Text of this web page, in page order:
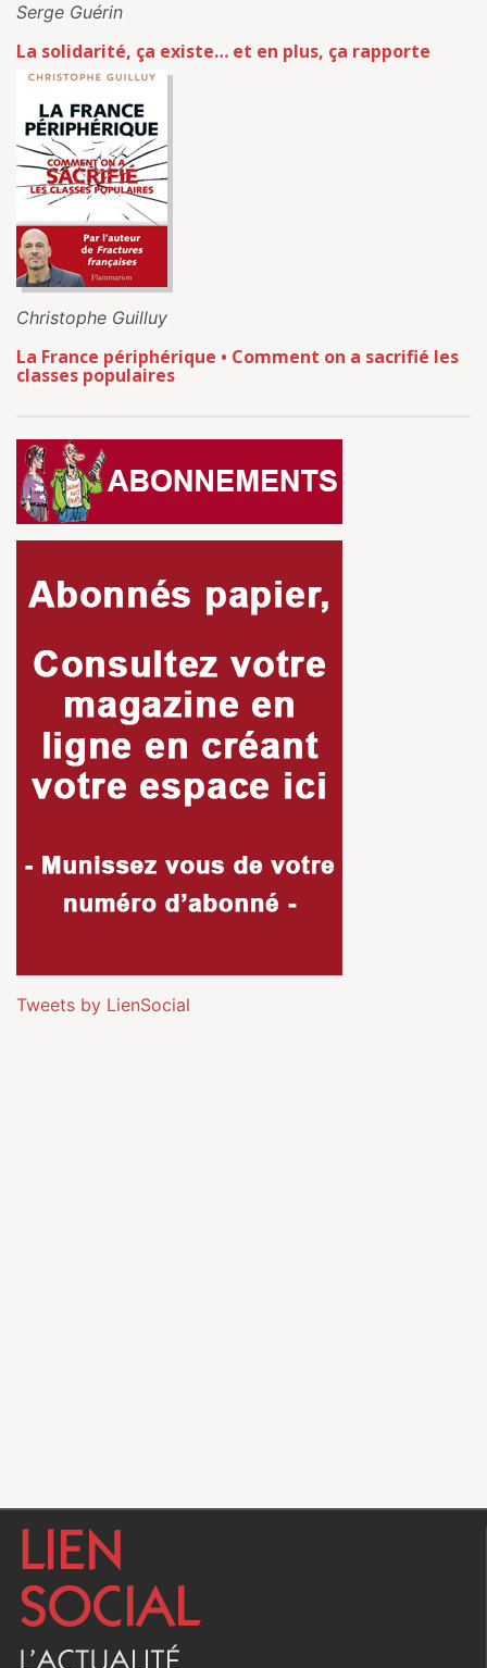
Serge Guérin
La solidarité, ça existe… et en plus, ça rapporte
Christophe Guilluy
La France périphérique • Comment on a sacrifié les
classes populaires
Tweets by LienSocial